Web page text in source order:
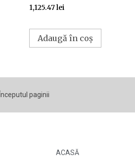
1,125.47lei
Adaugă în coș
Începutul paginii
ACASĂ